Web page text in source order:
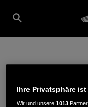
P.
Ihre Privatsphäre
Wir und unsere1013